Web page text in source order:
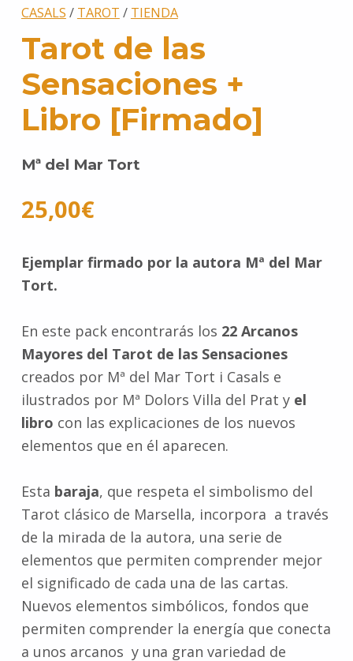
CASALS / TAROT / TIENDA
Tarot de las
Sensaciones +
Libro [Firmado]
Mª del Mar Tort
25,00€
Ejemplar firmado por la autora Mª del Mar
Tort.
En este pack encontrarás los 22 Arcanos
Mayores del Tarot de las Sensaciones
creados por Mª del Mar Tort i Casals e
ilustrados por Mª Dolors Villa del Prat y el
libro con las explicaciones de los nuevos
elementos que en él aparecen.
Esta baraja, que respeta el simbolismo del
Tarot clásico de Marsella, incorpora a través
de la mirada de la autora, una serie de
elementos que permiten comprender mejor
el significado de cada una de las cartas.
Nuevos elementos simbólicos, fondos que
permiten comprender la energía que conecta
a unos arcanos y una gran variedad de